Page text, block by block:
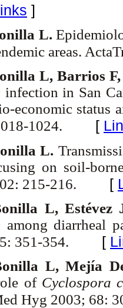
]
L.
areas.
L, Barrios F,
infection in San
economic status
1024. [
L.
on soil-
215-216. [
L,
among diarrheal
351-354. [
L, Mejía
of Cyclospora
Hyg 2003; 68: